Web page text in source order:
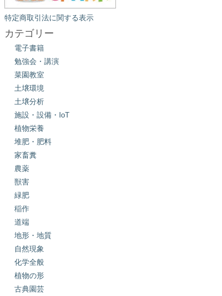
特定商取引法に関する表示
カテゴリー
電子書籍
勉強会・講演
菜園教室
土壌環境
土壌分析
施設・設備・IoT
植物栄養
堆肥・肥料
家畜糞
農薬
獣害
緑肥
稲作
道端
地形・地質
自然現象
化学全般
植物の形
古典園芸